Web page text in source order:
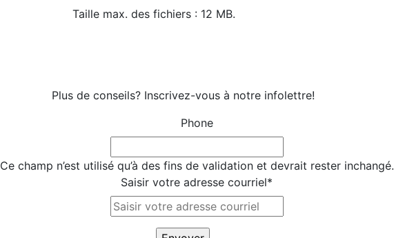
Taille max. des fichiers : 12 MB.
Plus de conseils? Inscrivez-vous à notre infolettre!
Phone
Ce champ n’est utilisé qu’à des fins de validation et devrait rester inchangé.
Saisir votre adresse courriel*